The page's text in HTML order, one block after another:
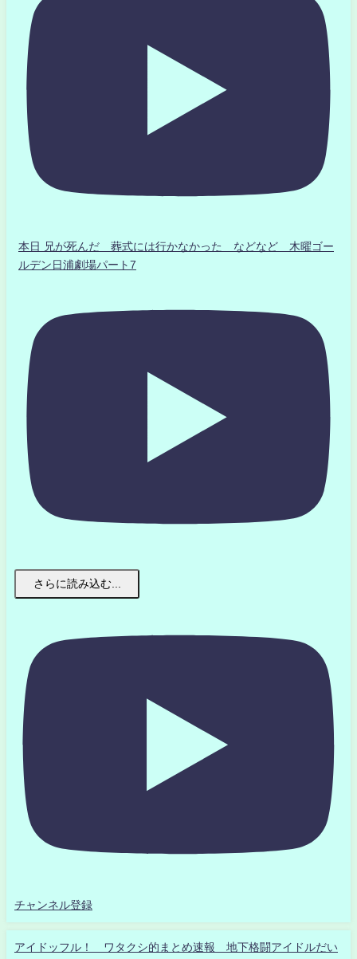
本日 兄が死んだ 葬式には行かなかった などなど 木曜ゴー
ルデン日浦劇場パート7
さらに読み込む...
チャンネル登録
アイドッフル！ ワタクシ的まとめ速報 地下格闘アイドルだい